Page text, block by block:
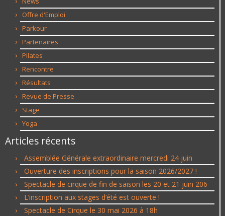
Offre d'Emploi
Parkour
Partenaires
Pilates
Rencontre
Résultats
Revue de Presse
Stage
Yoga
Articles récents
Assemblée Générale extraordinaire mercredi 24 juin
Ouverture des inscriptions pour la saison 2026/2027 !
Spectacle de cirque de fin de saison les 20 et 21 juin 206
L’inscription aux stages d’été est ouverte !
Spectacle de Cirque le 30 mai 2026 à 18h